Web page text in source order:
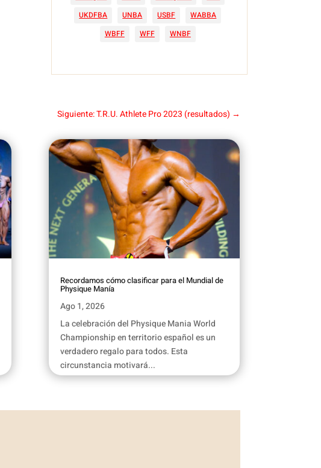
UKDFBA
UNBA USBF
WABBA
WBFF
WFF WNBF
Siguiente: T.R.U. Athlete Pro 2023 (resultados) →
Recordamos cómo clasificar para el Mundial de
Physique Manía
Ago 1, 2026
La celebración del Physique Mania World
Championship en territorio español es un
verdadero regalo para todos. Esta
circunstancia motivará...